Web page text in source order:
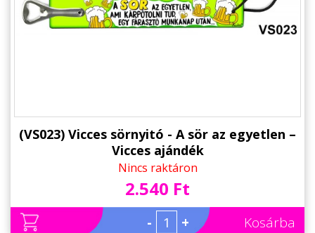
(VS023) Vicces sörnyitó - A sör az egyetlen –
Vicces ajándék
Nincs raktáron
2.540 Ft
- + Kosárba